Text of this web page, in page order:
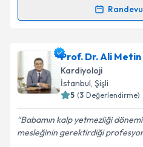
takvim hazırlandığında e-
E-posta Adresiniz
Kişisel verilerimin
Prof. Dr. Ali Metin
Kardiyoloji
İstanbul, Şişli
5 (3 Değerlendirme)
Babamın kalp yetmezliği
mesleğinin gerektirdiği